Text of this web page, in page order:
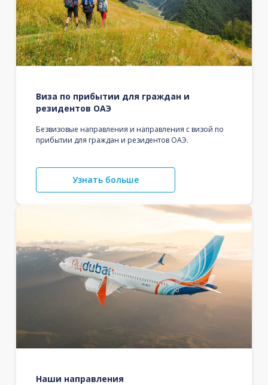
Виза по прибытии для граждан и
резидентов ОАЭ
Безвизовые направления и направления с визой по
прибытии для граждан и резидентов ОАЭ.
Узнать больше
Наши направления